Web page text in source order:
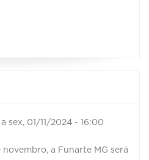
a sex, 01/11/2024 - 16:00
novembro, a Funarte MG será